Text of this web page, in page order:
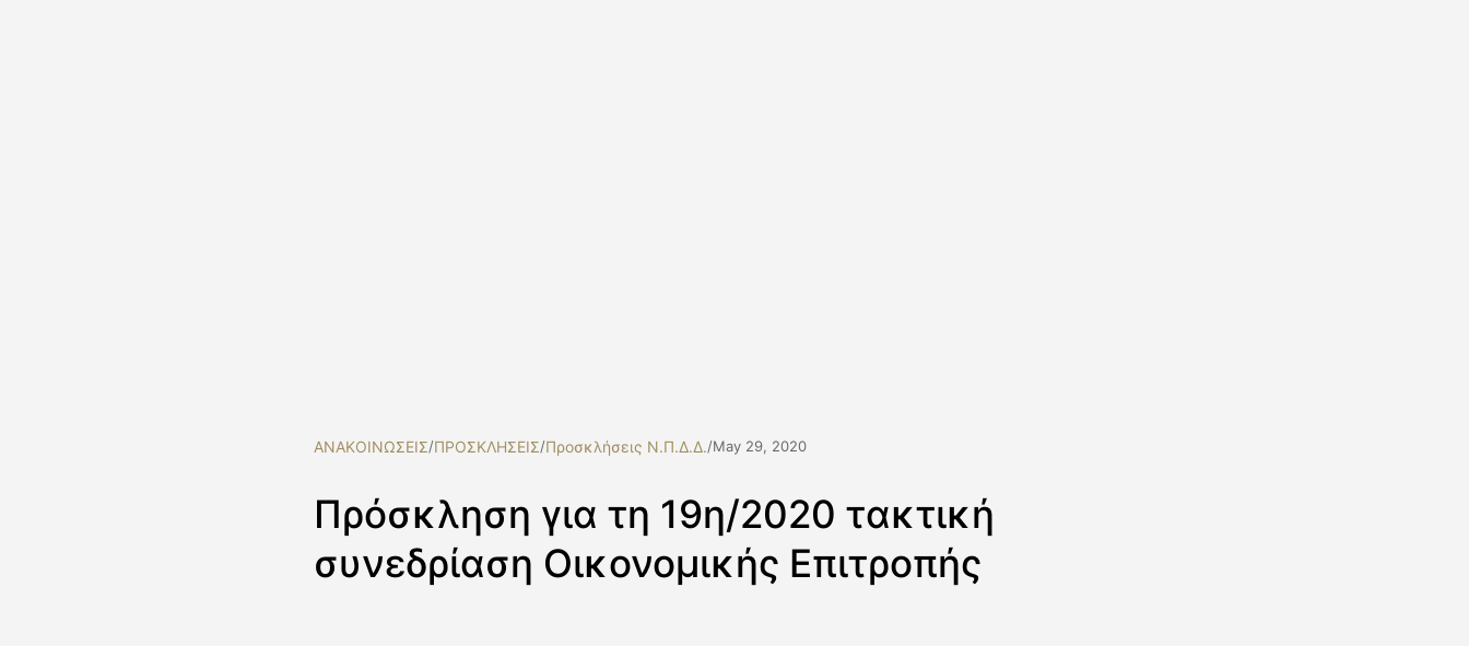
ΑΝΑΚΟΙΝΩΣΕΙΣ/ΠΡΟΣΚΛΗΣΕΙΣ/Προσκλήσεις Ν.Π.Δ.Δ./May 29, 2020
Πρόσκληση για τη 19η/2020 τακτική
συνεδρίαση Οικονομικής Επιτροπής